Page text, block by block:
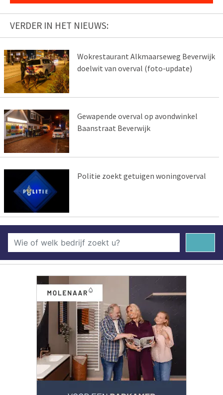
VERDER IN HET NIEUWS:
Wokrestaurant Alkmaarseweg Beverwijk
doelwit van overval (foto-update)
Gewapende overval op avondwinkel
Baanstraat Beverwijk
Politie zoekt getuigen woningoverval